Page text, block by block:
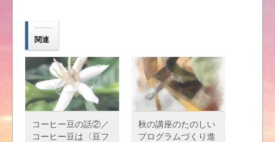
関連
コーヒー豆の話②／
コーヒー豆は〈豆フ
秋の講座のたのしい
プログラムづくり進